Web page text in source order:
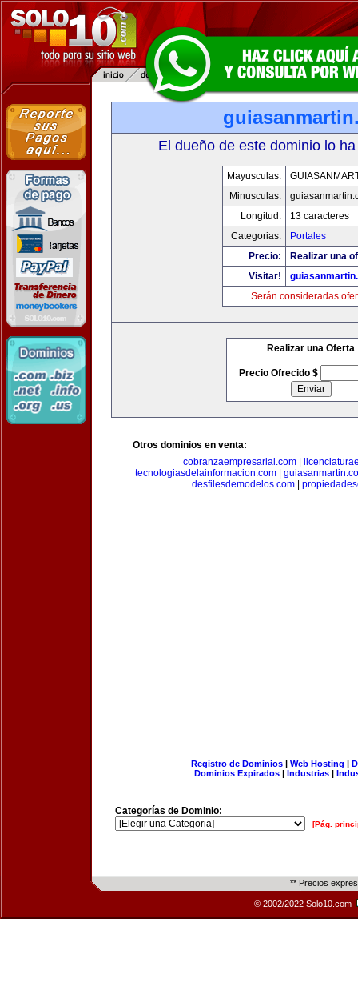
El dueño de este dominio lo
Mayusculas:
Minusculas:
Longitud:
13 caracteres
Categorias:
Portales
Precio:
Realizar una
Visitar!
Serán consideradas
Realizar una Oferta
Precio Ofrecido $
Otros dominios en venta:
cobranzaempresarial.com
tecnologiasdelainformacion.com|
desfilesdemodelos.com
Registro de Dominios| Web Hosting |
Dominios Expirados | Industrias |
Categorías de Dominio:
[Pág.
** Precios
© 2002/2022 Solo10.com